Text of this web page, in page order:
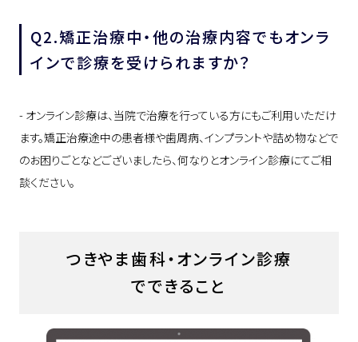
Q2.矯正治療中・他の治療内容でもオンラ
インで診療を受けられますか？
- オンライン診療は、当院で治療を行っている方にもご利用いただけ
ます。矯正治療途中の患者様や歯周病、インプラントや詰め物などで
のお困りごとなどございましたら、何なりとオンライン診療にてご相
談ください。
つきやま歯科・オンライン診療
でできること